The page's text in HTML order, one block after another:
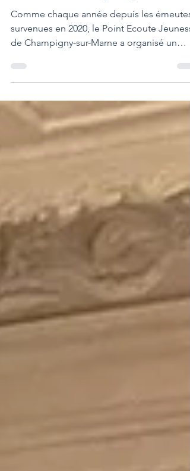
Comme chaque année depuis les émeutes
survenues en 2020, le Point Ecoute
de Champigny-sur-Marne a organisé un
confiance réciproque » pour rapprocher les
jeunes des acteurs institutionnels, policiers
et associatifs locaux. Ainsi, le mercredi 29
octobre 2025, le CDAD du Val-de-Marne, en
collaboration avec la maison de justice et
droit (MJD) de Champigny-sur-Marne, la